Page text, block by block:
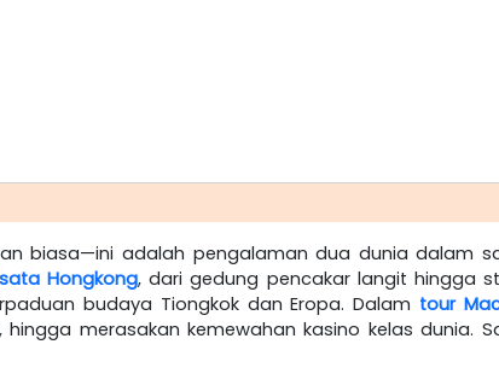
biasa—ini adalah pengalaman dua dunia dalam
Hongkong, dari gedung pencakar langit hingga
budaya Tiongkok dan Eropa. Dalam tour
merasakan kemewahan kasino kelas dunia.